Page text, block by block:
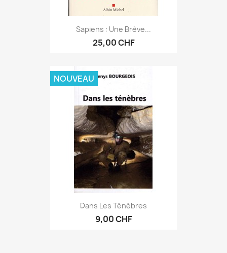
Sapiens : Une Brève...
25,00 CHF
Dans Les Ténébres
9,00 CHF
NOUVEAU